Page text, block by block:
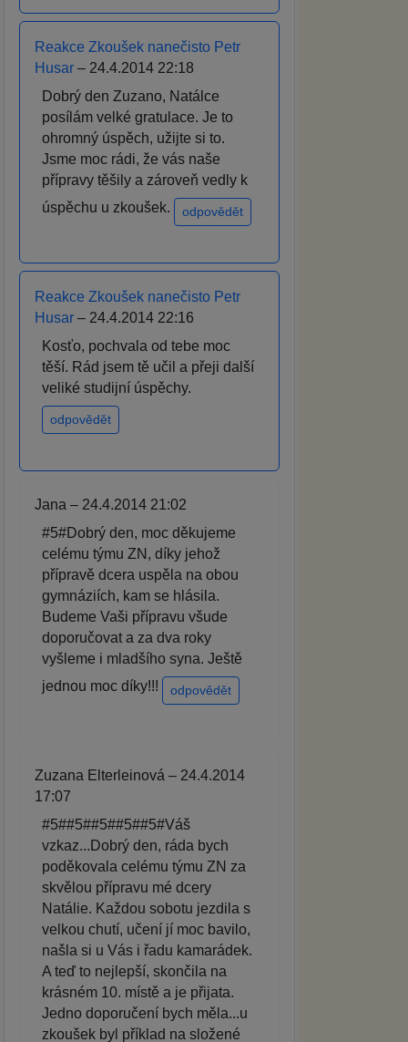
Reakce Zkoušek nanečisto Petr
Husar – 24.4.2014 22:18
Dobrý den Zuzano, Natálce
posílám velké gratulace. Je to
ohromný úspěch, užijte si to.
Jsme moc rádi, že vás naše
přípravy těšily a zároveň vedly k
úspěchu u zkoušek.
odpovědět
Reakce Zkoušek nanečisto Petr
Husar – 24.4.2014 22:16
Kosťo, pochvala od tebe moc
těší. Rád jsem tě učil a přeji další
veliké studijní úspěchy.
odpovědět
Jana – 24.4.2014 21:02
#5#Dobrý den, moc děkujeme
celému týmu ZN, díky jehož
přípravě dcera uspěla na obou
gymnáziích, kam se hlásila.
Budeme Vaši přípravu všude
doporučovat a za dva roky
vyšleme i mladšího syna. Ještě
jednou moc díky!!!
odpovědět
Zuzana Elterleinová – 24.4.2014
17:07
#5##5##5##5##5#Váš
vzkaz...Dobrý den, ráda bych
poděkovala celému týmu ZN za
skvělou přípravu mé dcery
Natálie. Každou sobotu jezdila s
velkou chutí, učení jí moc bavilo,
našla si u Vás i řadu kamarádek.
A teď to nejlepší, skončila na
krásném 10. místě a je přijata.
Jedno doporučení bych měla...u
zkoušek byl příklad na složené